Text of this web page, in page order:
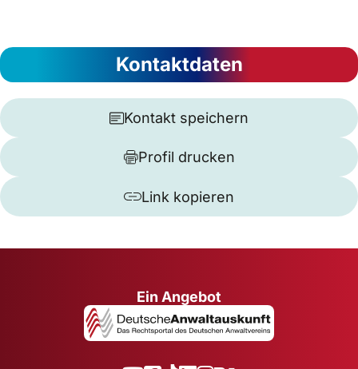
Kontaktdaten
Kontakt speichern
Profil drucken
Link kopieren
Ein Angebot